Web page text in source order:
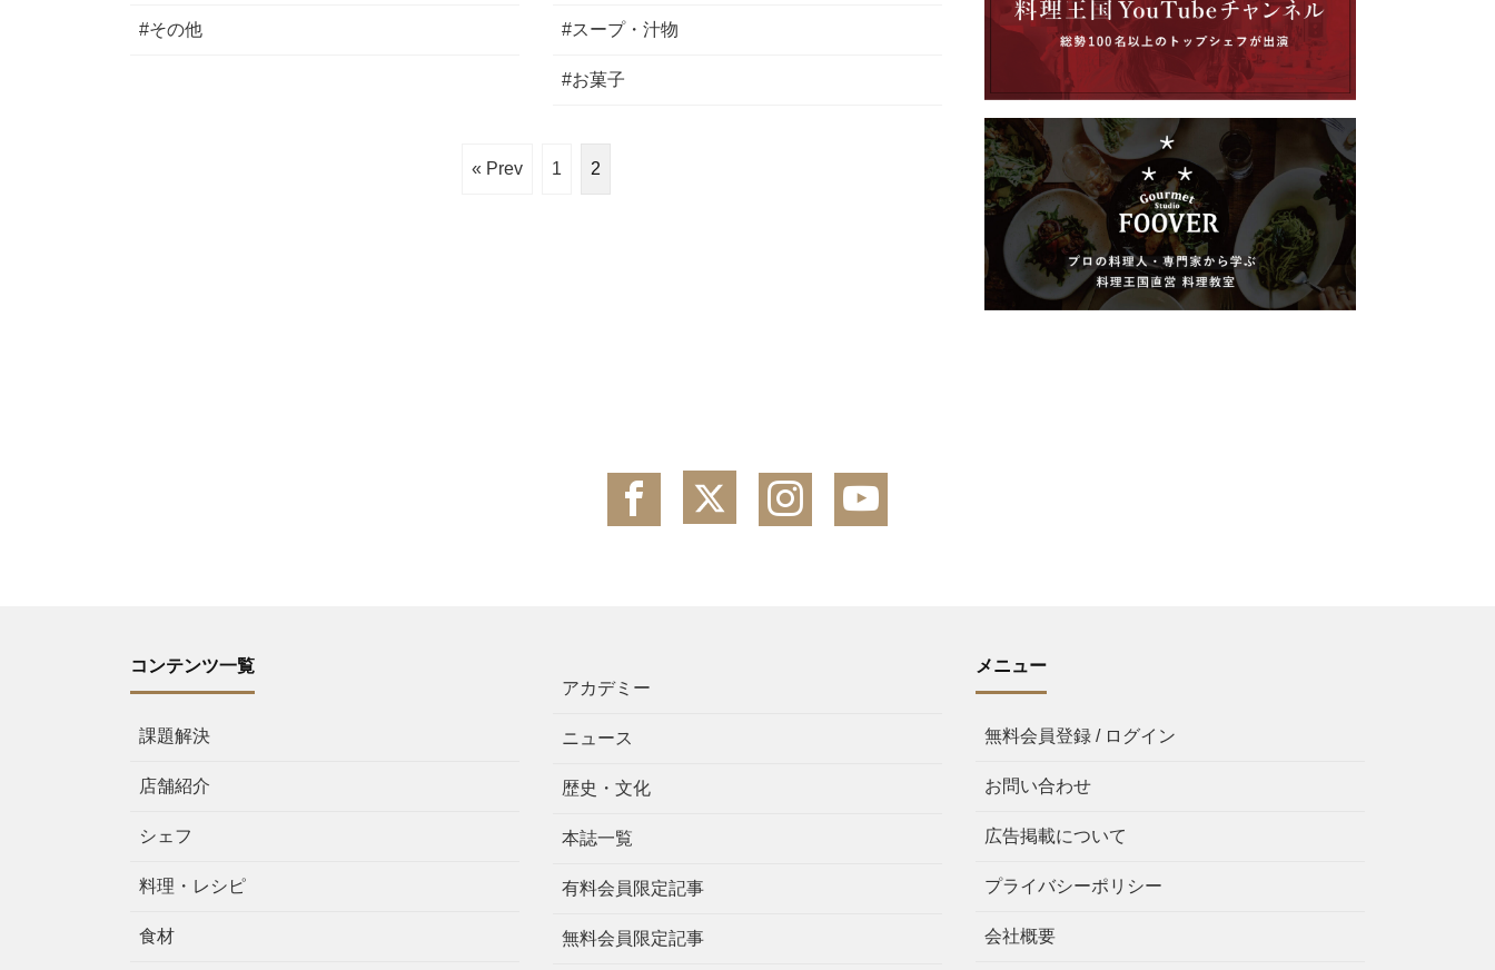
#その他 #スープ・汁物
#お菓子
« Prev 1 2
コンテンツ一覧
課題解決
店舗紹介
シェフ
料理・レシピ
食材
アカデミー
ニュース
歴史・文化
本誌一覧
有料会員限定記事
無料会員限定記事
メニュー
無料会員登録 / ログイン
お問い合わせ
広告掲載について
プライバシーポリシー
会社概要